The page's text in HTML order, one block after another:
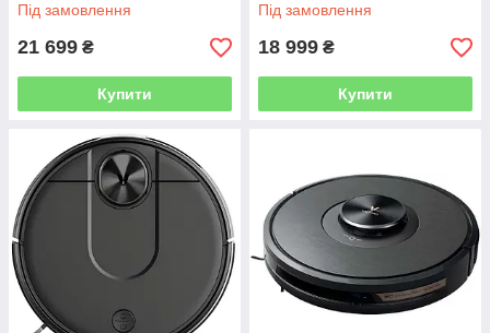
Під замовлення
21 699 ₴
Купити
Під замовлення
18 999 ₴
Купити